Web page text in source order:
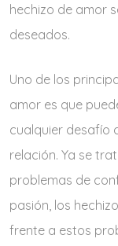
hechizo de amor
deseados.
Uno de los
amor es que
cualquier desafío
relación. Ya se
problemas de
pasión, los
frente a estos